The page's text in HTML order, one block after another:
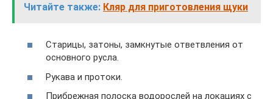
Читайте также: Кляр для приготовления щуки
Старицы, затоны, замкнутые ответвления от
основного русла.
Рукава и протоки.
Прибрежная полоска водорослей на локациях с